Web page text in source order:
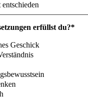
erfüllst du?*
Geschick